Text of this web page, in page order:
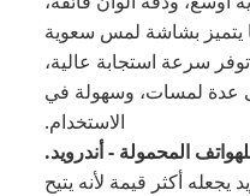
يتميز بشاشة لمس سعوية
(10 نقاط) توفر سرعة استجابة عالية،
عدة لمسات، وسهولة في
الاستخدام.
المحمولة - أندرويد.
يجعله أكثر قيمة لأنه يتيح